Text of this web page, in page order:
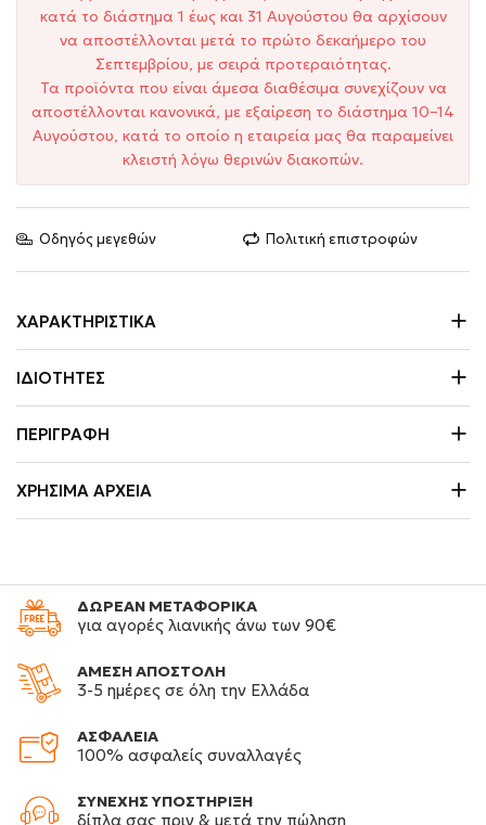
κατά το διάστημα 1 έως και 31 Αυγούστου θα αρχίσουν
να αποστέλλονται μετά το πρώτο δεκαήμερο του
Σεπτεμβρίου, με σειρά προτεραιότητας.
Τα προϊόντα που είναι άμεσα διαθέσιμα συνεχίζουν να
αποστέλλονται κανονικά, με εξαίρεση το διάστημα 10–14
Αυγούστου, κατά το οποίο η εταιρεία μας θα παραμείνει
κλειστή λόγω θερινών διακοπών.
Οδηγός μεγεθών Πολιτική επιστροφών
ΧΑΡΑΚΤΗΡΙΣΤΙΚΆ
ΙΔΙΌΤΗΤΕΣ
ΠΕΡΙΓΡΑΦΉ
ΧΡΉΣΙΜΑ ΑΡΧΕΊΑ
ΔΩΡΕΑΝ ΜΕΤΑΦΟΡΙΚΑ
για αγορές λιανικής άνω των 90€
ΑΜΕΣΗ ΑΠΟΣΤΟΛΗ
3-5 ημέρες σε όλη την Ελλάδα
ΑΣΦΑΛΕΙΑ
100% ασφαλείς συναλλαγές
ΣΥΝΕΧΗΣ ΥΠΟΣΤΗΡΙΞΗ
δίπλα σας πριν & μετά την πώληση